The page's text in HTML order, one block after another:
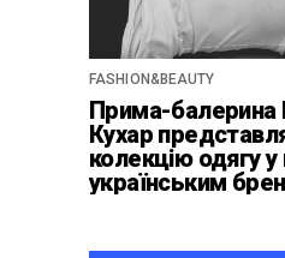
FASHION&BEAUTY
Прима-балерина
Кухар
колекцію одягу у
українським